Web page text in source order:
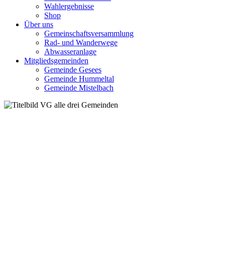
Wahlergebnisse
Shop
Über uns
Gemeinschaftsversammlung
Rad- und Wanderwege
Abwasseranlage
Mitgliedsgemeinden
Gemeinde Gesees
Gemeinde Hummeltal
Gemeinde Mistelbach